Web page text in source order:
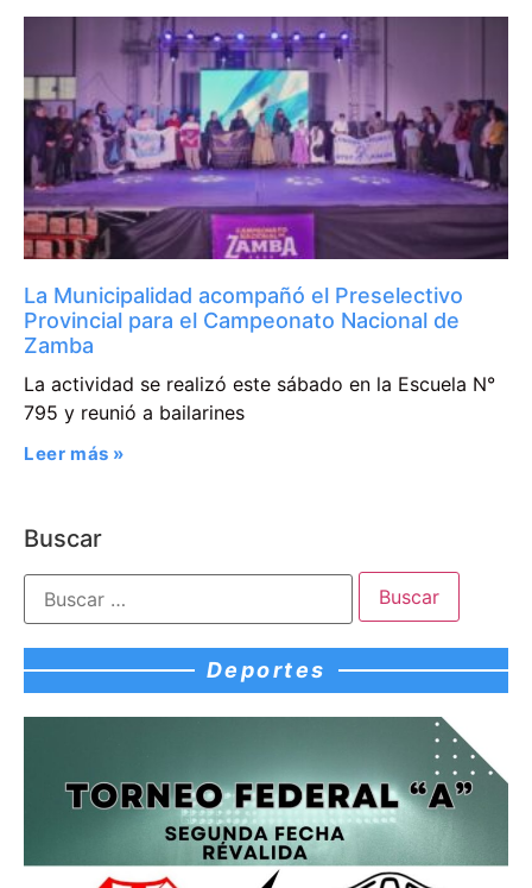
La Municipalidad acompañó el Preselectivo
Provincial para el Campeonato Nacional de
Zamba
La actividad se realizó este sábado en la Escuela N°
795 y reunió a bailarines
Leer más »
Buscar
Deportes